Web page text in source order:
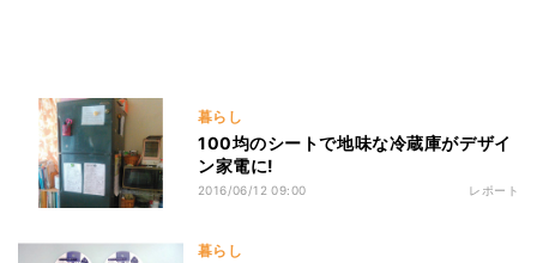
暮らし
100均のシートで地味な冷蔵庫がデザイ
ン家電に!
2016/06/12 09:00 レポート
暮らし